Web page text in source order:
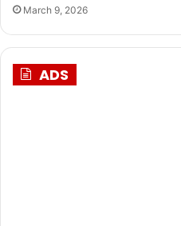
March 9, 2026
ADS